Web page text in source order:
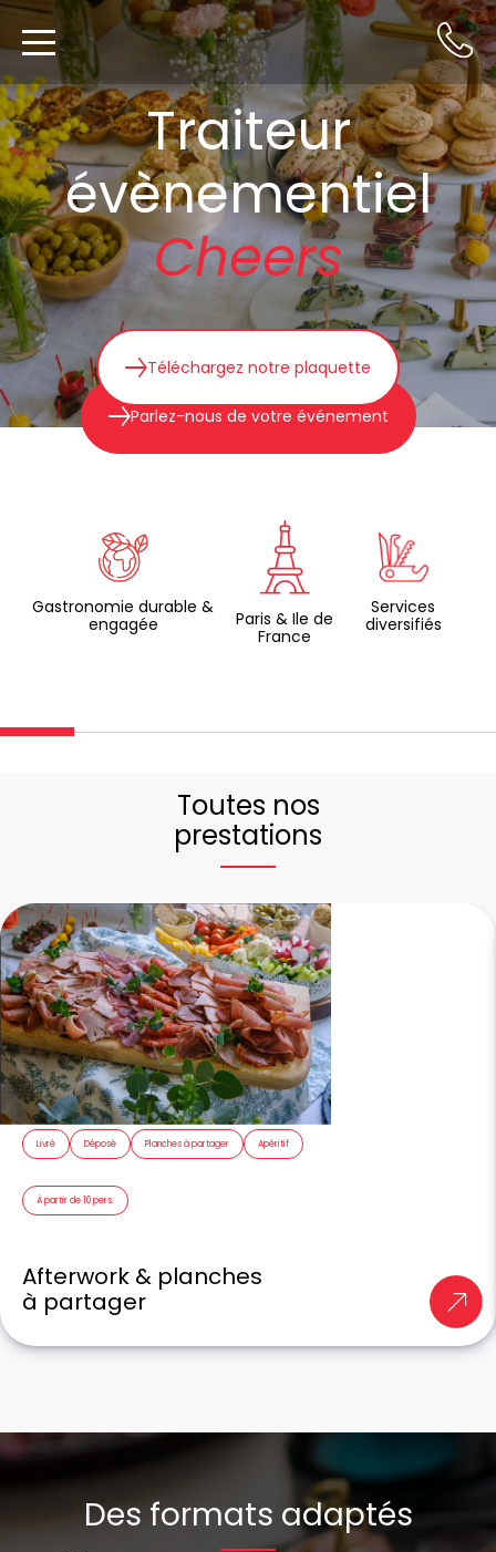
Traiteur
évènementiel
Cheers
Parlez-nous de votre événement
Téléchargez notre plaquette
Gastronomie durable &
engagée
Paris & Ile de
France
Services
diversifiés
Toutes nos
prestations
Livré Déposé Planches à partager Apéritif
À partir de 10 pers.
Afterwork & planches
à partager
Des formats adaptés